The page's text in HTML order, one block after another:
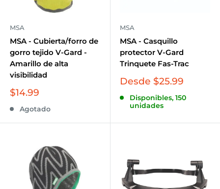
MSA
MSA - Cubierta/forro de
gorro tejido V-Gard -
Amarillo de alta
visibilidad
Precio
venta
$14.99
Agotado
MSA
MSA - Casquillo
protector V-Gard
Trinquete Fas-Trac
Precio
venta
Desde $25.99
Disponibles, 150
unidades